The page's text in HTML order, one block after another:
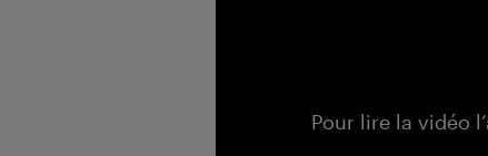
Pour lire la vidéo